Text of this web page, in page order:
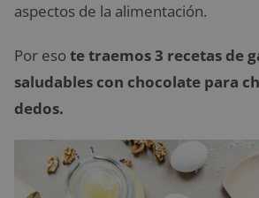
aspectos de la alimentación.
Por esote traemos 3 recetas de
saludables con chocolate para
dedos.